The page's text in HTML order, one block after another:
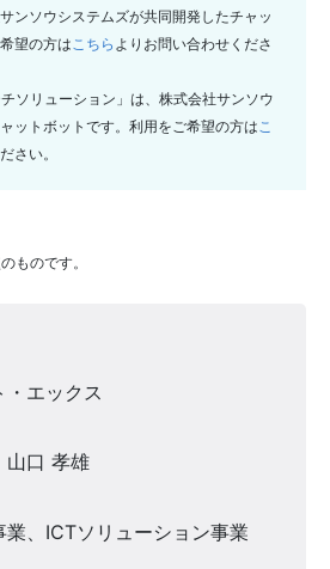
ンソウシステムズが共同開発したチャッ
望の方はこちら よりお問い合わせくださ
ソリューション」は、株式会社サンソウ
ットボットです。利用をご希望の方はこ
さい。
ものです。
エックス
口 孝雄
、ICTソリューション事業